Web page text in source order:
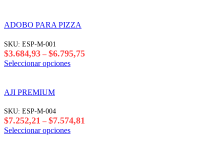
ADOBO PARA PIZZA
SKU: ESP-M-001
$3.684,93 – $6.795,75Rango
Seleccionar opcionesEste
opciones
se
pueden
AJI PREMIUM
SKU: ESP-M-004
$7.252,21 – $7.574,81
Seleccionar opcionesEste